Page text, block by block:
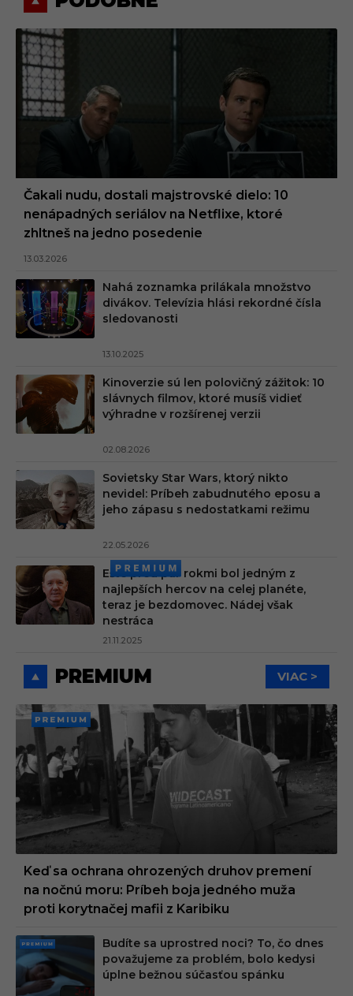
Čakali nudu, dostali majstrovské dielo: 10
nenápadných seriálov na Netflixe, ktoré
zhltneš na jedno posedenie
13.03.2026
Nahá zoznamka prilákala množstvo
divákov. Televízia hlási rekordné čísla
sledovanosti
13.10.2025
Kinoverzie sú len polovičný zážitok: 10
slávnych filmov, ktoré musíš vidieť
výhradne v rozšírenej verzii
02.08.2026
Sovietsky Star Wars, ktorý nikto
nevidel: Príbeh zabudnutého eposu a
jeho zápasu s nedostatkami režimu
22.05.2026
Ešte pred pár rokmi bol jedným z
najlepších hercov na celej planéte,
teraz je bezdomovec. Nádej však
nestráca
21.11.2025
PREMIUM VIAC >
PREMI
UM
Keď sa ochrana ohrozených druhov premení
na nočnú moru: Príbeh boja jedného muža
proti korytnačej mafii z Karibiku
PRE
MIU
M
Budíte sa uprostred noci? To, čo dnes
považujeme za problém, bolo kedysi
úplne bežnou súčasťou spánku